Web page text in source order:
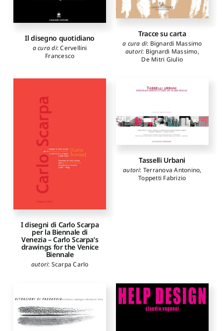
Il disegno quotidiano
a cura di:Cervellini
Francesco
Tracce su carta
a cura di: Bignardi Massimo
autori: Bignardi Massimo,
De Mitri Giulio
I disegni di Carlo Scarpa
per la Biennale di
Venezia – Carlo Scarpa’s
drawings for the Venice
Biennale
autori: Scarpa Carlo
Tasselli Urbani
autori: Terranova Antonino,
Toppetti Fabrizio